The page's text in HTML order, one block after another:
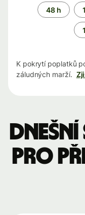
Časové
období
48 h
K pokrytí poplatků
záludných marží.
pro